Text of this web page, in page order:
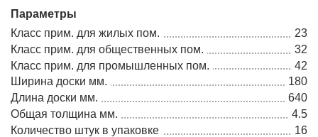
Параметры
Класс прим. для жилых пом.
23
Класс прим. для общественных пом.
32
Класс прим. для промышленных пом.
42
Ширина доски мм.
180
Длина доски мм.
640
Общая толщина мм.
4.5
Количество штук в упаковке
16